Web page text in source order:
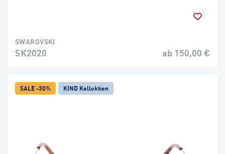
SWAROVSKI
SK2020 ab 150,00 €
SALE -30% KIND Kollektion